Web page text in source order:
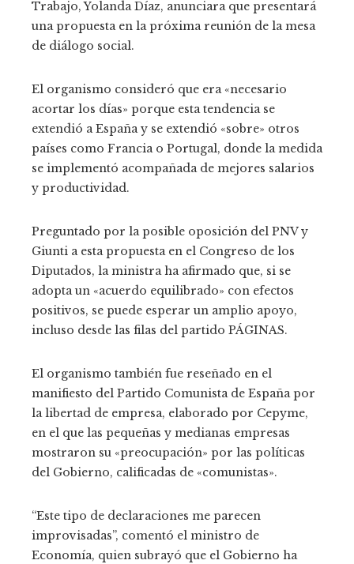
Trabajo, Yolanda Díaz, anunciara que presentará
una propuesta en la próxima reunión de la mesa
de diálogo social.
El organismo consideró que era «necesario
acortar los días» porque esta tendencia se
extendió a España y se extendió «sobre» otros
países como Francia o Portugal, donde la medida
se implementó acompañada de mejores salarios
y productividad.
Preguntado por la posible oposición del PNV y
Giunti a esta propuesta en el Congreso de los
Diputados, la ministra ha afirmado que, si se
adopta un «acuerdo equilibrado» con efectos
positivos, se puede esperar un amplio apoyo,
incluso desde las filas del partido PÁGINAS.
El organismo también fue reseñado en el
manifiesto del Partido Comunista de España por
la libertad de empresa, elaborado por Cepyme,
en el que las pequeñas y medianas empresas
mostraron su «preocupación» por las políticas
del Gobierno, calificadas de «comunistas».
“Este tipo de declaraciones me parecen
improvisadas”, comentó el ministro de
Economía, quien subrayó que el Gobierno ha